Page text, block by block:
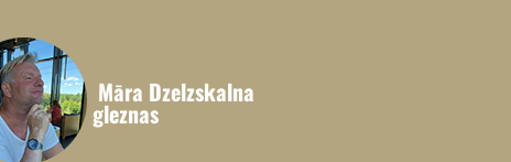
Māra Dzelzskalna
gleznas